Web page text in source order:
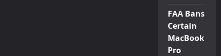
FAA Bans
Certain
MacBook
Pro